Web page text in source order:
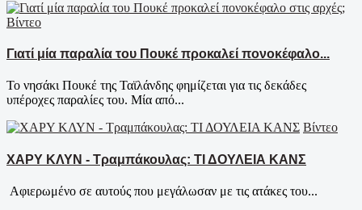
Βίντεο
Γιατί μία παραλία του Πουκέ προκαλεί πονοκέφαλο...
Το νησάκι Πουκέ της Ταϊλάνδης φημίζεται για τις δεκάδες
υπέροχες παραλίες του. Μία από...
Βίντεο
ΧΑΡΥ ΚΛΥΝ - Τραμπάκουλας: ΤΙ ΔΟΥΛΕΙΑ ΚΑΝΣ
Αφιερωμένο σε αυτούς που μεγάλωσαν με τις ατάκες του...